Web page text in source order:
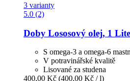
3 varianty
5.0 (2)
Doby Lososový olej, 1
S omega-3 a omega-6
V potravinářské kvalitě
Lisované za studena
400,00 Kč (400,00 Kč / l)